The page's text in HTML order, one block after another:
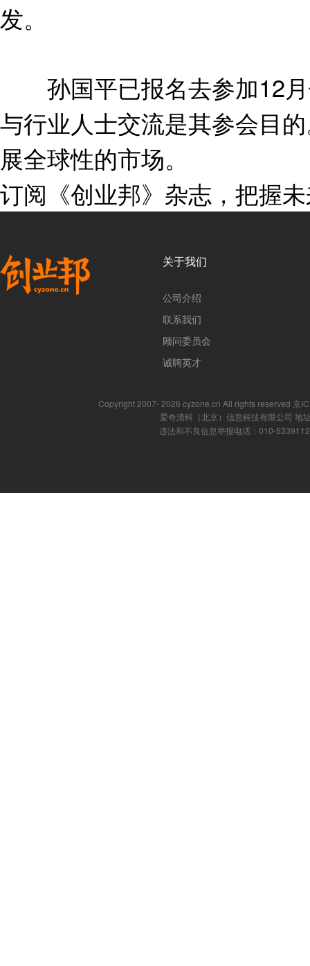
发。
孙国平已报名去参加12月
与行业人士交流是其参会目
展全球性的市场。
订阅《创业邦》杂志，把握
关于我们
公司介绍
联系我们
顾问委员会
诚聘英才
Copyright 2007- 2026 cyzone.cn All rights reserved 京
爱奇清科（北京）信息科技有限公司 地
违法和不良信息举报电话：010-